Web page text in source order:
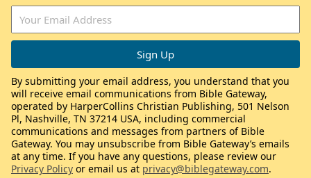
By submitting your email address, you understand that you
will receive email communications from Bible Gateway,
operated by HarperCollins Christian Publishing, 501 Nelson
Pl, Nashville, TN 37214 USA, including commercial
communications and messages from partners of Bible
Gateway. You may unsubscribe from Bible Gateway’s emails
at any time. If you have any questions, please review our
Privacy Policy or email us at privacy@biblegateway.com.